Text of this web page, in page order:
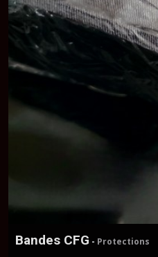
Bandes CFG - Protections